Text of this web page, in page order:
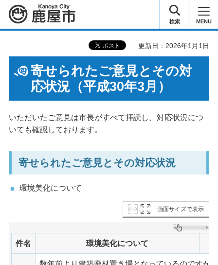
鹿屋市 検索 MENU
更新日：2026年1月1日
寄せられたご意見とその対
応状況（平成30年3月）
いただいたご意見は市長がすべて拝読し、対応状況につ
いても確認しております。
寄せられたご意見とその対応状況
環境美化について
画面サイズで表示
件名 環境美化について